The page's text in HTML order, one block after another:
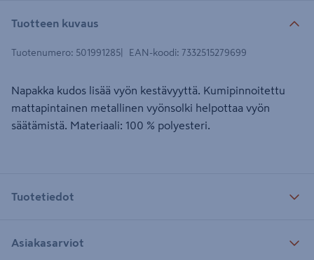
Tuotteen kuvaus
Tuotenumero: 501991285 EAN-koodi: 7332515279699
Napakka kudos lisää vyön kestävyyttä. Kumipinnoitettu
mattapintainen metallinen vyönsolki helpottaa vyön
säätämistä. Materiaali: 100 % polyesteri.
Tuotetiedot
Asiakasarviot